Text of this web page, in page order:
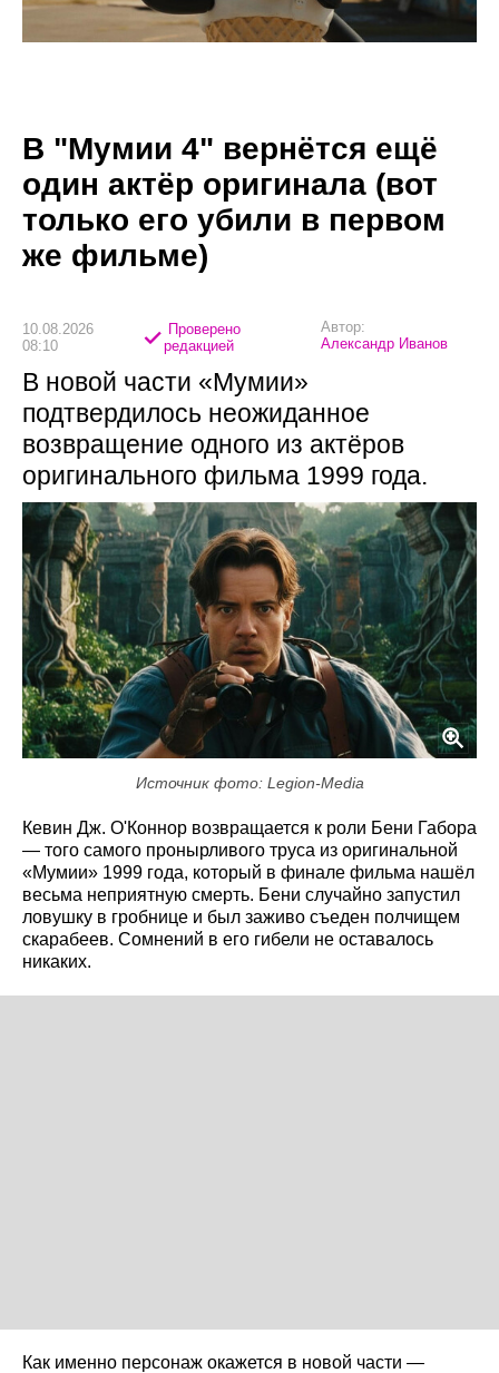
В "Мумии 4" вернётся ещё
один актёр оригинала (вот
только его убили в первом
же фильме)
10.08.2026
08:10
Проверено
редакцией
Автор:
Александр Иванов
В новой части «Мумии»
подтвердилось неожиданное
возвращение одного из актёров
оригинального фильма 1999 года.
Источник фото: Legion-Media
Кевин Дж. О'Коннор возвращается к роли Бени Габора
— того самого пронырливого труса из оригинальной
«Мумии» 1999 года, который в финале фильма нашёл
весьма неприятную смерть. Бени случайно запустил
ловушку в гробнице и был заживо съеден полчищем
скарабеев. Сомнений в его гибели не оставалось
никаких.
Как именно персонаж окажется в новой части —